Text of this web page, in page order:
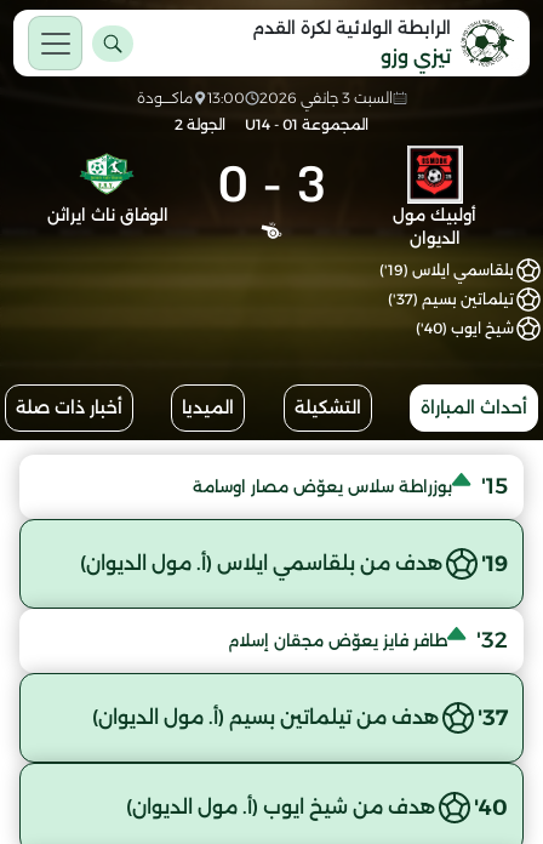
الرابطة الولائية لكرة القدم
تيزي وزو
السبت 3 جانفي 2026 13:00
ماكــــودة
المجموعة 01 - U14
الجولة 2
أولبيك مول
الديوان
3
-
0 الوفاق ناث ايراثن
بلقاسمي ايلاس (19')
تيلماتين بسيم (37')
شيخ ايوب (40')
أحداث المباراة التشكيلة الميديا أخبار ذات صلة
15' بوزراطة سلاس يعوّض مصار اوسامة
19' هدف من بلقاسمي ايلاس (أ. مول الديوان)
32' طافر فايز يعوّض مجقان إسلام
37' هدف من تيلماتين بسيم (أ. مول الديوان)
40' هدف من شيخ ايوب (أ. مول الديوان)